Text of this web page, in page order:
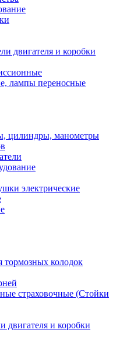
двигателя и коробки
лампы переносные
цилиндры, манометры
электрические
тормозных колодок
страховочные (Стойки
двигателя и коробки